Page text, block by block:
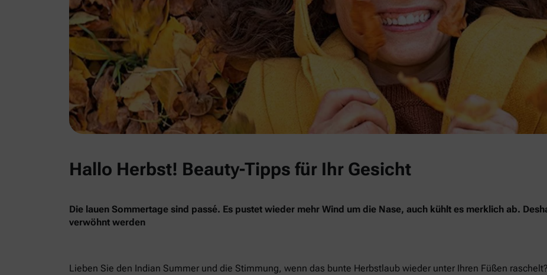
Hallo Herbst! Beauty-Tipps für Ihr Gesicht
Die lauen Sommertage sind passé. Es pustet wieder mehr Wind um die Nase, auch kühlt es merklich ab.
verwöhnt werden
Lieben Sie den Indian Summer und die Stimmung, wenn das bunte Herbstlaub wieder unter Ihren Füßen